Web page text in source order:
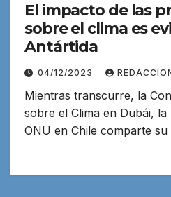
El impacto de las
sobre el clima es
Antártida
04/12/2023
Mientras transcurre, la
sobre el Clima en Dubái,
ONU en Chile comparte